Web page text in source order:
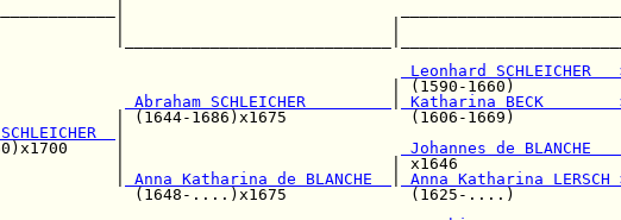
Leonhard SCHLEICHER
| (1590-1660)
Abraham SCHLEICHER
Katharina BECK
| (1644-1686)x1675             (1606-1669)
1750)x1700     |
Johannes de BLANCHE
|                            | x1646
Anna Katharina de BLANCHE
Anna Katharina LERSCH
(1648-....)x1675             (1625-....)